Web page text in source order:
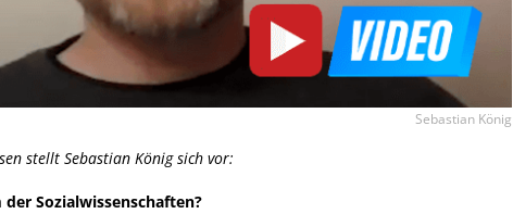
Sebastian König
stellt Sebastian König sich vor:
Sozialwissenschaften?